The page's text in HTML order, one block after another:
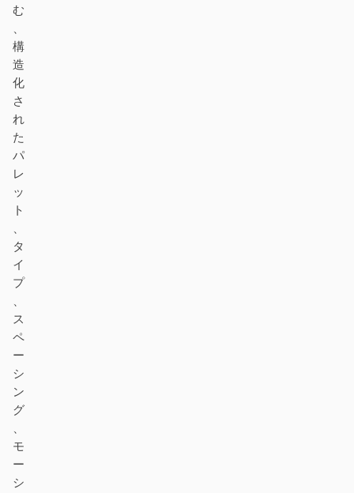
む
、
構
造
化
さ
れ
た
パ
レ
ッ
ト
、
タ
イ
プ
、
ス
ペ
ー
シ
ン
グ
、
モ
ー
シ